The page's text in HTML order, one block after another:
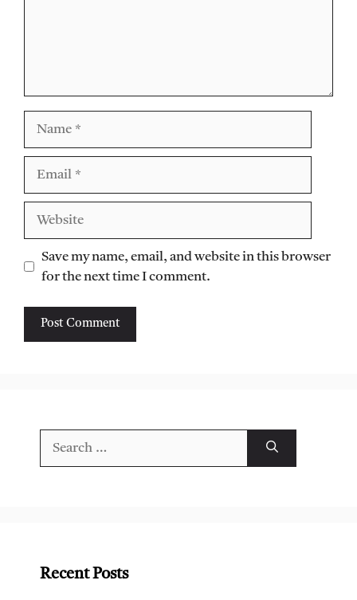
Save my name, email, and website in this browser
for the next time I comment.
Recent Posts